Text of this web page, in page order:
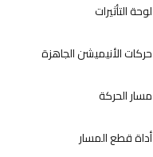
لوحة التأثيرات
حركات الأنيميشن الجاهزة
مسار الحركة
أداة قطع المسار